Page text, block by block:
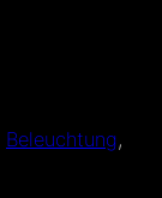
Beleuchtung,